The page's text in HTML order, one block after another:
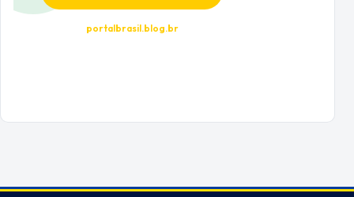
portalbrasil.blog.br